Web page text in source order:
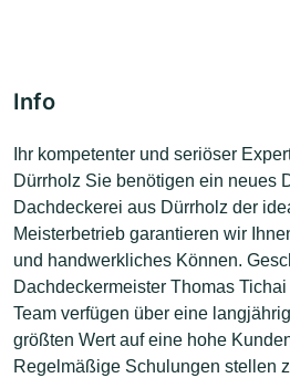
Info
Ihr kompetenter und seriöser
Dürrholz Sie benötigen ein neues
Dachdeckerei aus Dürrholz der
Meisterbetrieb garantieren wir
und handwerkliches Können.
Dachdeckermeister Thomas
Team verfügen über eine
größten Wert auf eine hohe
Regelmäßige Schulungen stellen